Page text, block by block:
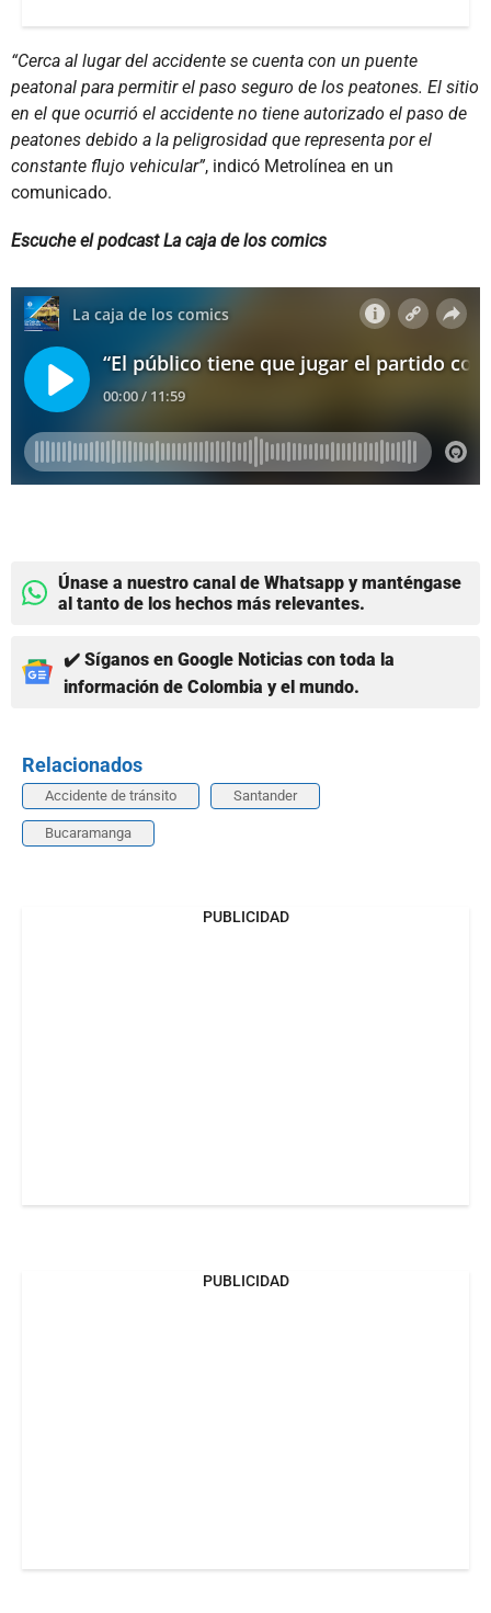
“Cerca al lugar del accidente se cuenta con un puente
peatonal para permitir el paso seguro de los peatones. El sitio
en el que ocurrió el accidente no tiene autorizado el paso de
peatones debido a la peligrosidad que representa por el
constante flujo vehicular”, indicó Metrolínea en un
comunicado.
Escuche el podcast La caja de los comics
Únase a nuestro canal de Whatsapp y manténgase
al tanto de los hechos más relevantes.
✔️ Síganos en Google Noticias con toda la
información de Colombia y el mundo.
Relacionados
Accidente de tránsito Santander
Bucaramanga
PUBLICIDAD
PUBLICIDAD